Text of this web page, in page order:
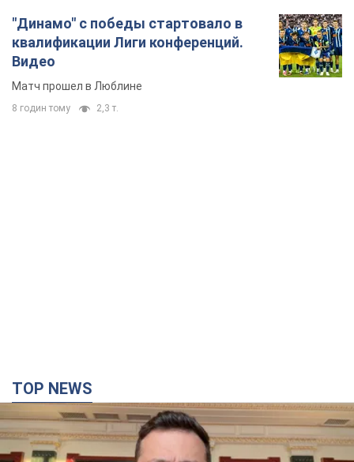
"Динамо" с победы стартовало в
квалификации Лиги конференций.
Видео
Матч прошел в Люблине
8 годин тому 2,3 т.
TOP NEWS